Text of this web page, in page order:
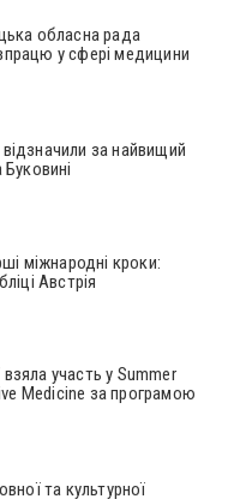
обласна рада
у сфері медицини
за найвищий
міжнародні кроки:
Австрія
участь у Summer
Medicine за програмою
та культурної